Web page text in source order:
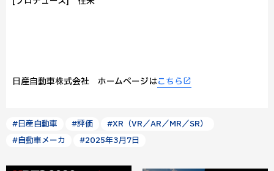
日産自動車株式会社 ホームページはこちら
#日産自動車 #評価
#XR（VR／AR／MR／SR）
#自動車メーカ
#2025年3月7日